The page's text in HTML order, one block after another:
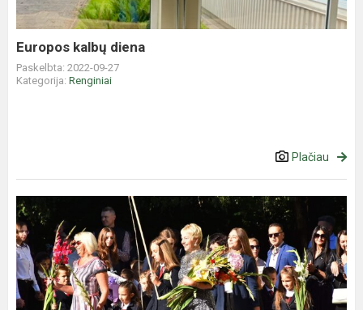
Europos kalbų diena
Paskelbta: 2022-09-27
Kategorija: Renginiai
Plačiau
Rugsėjo
1
-
oji,
Mokslo
ir